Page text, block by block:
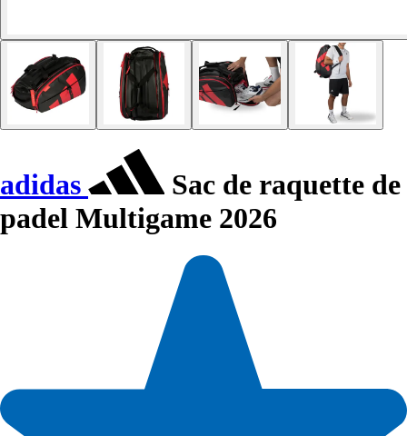
adidas
Sac de raquette de
padel Multigame 2026